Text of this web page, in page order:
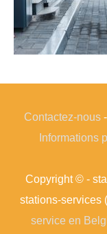
Contactez-nous-
Informations
Copyright © -
stations-services
service en